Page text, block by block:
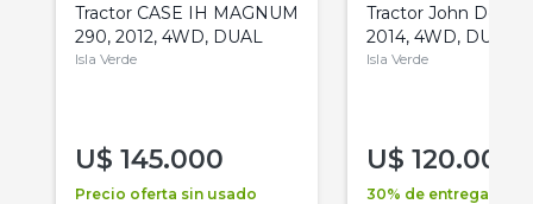
Tractor CASE IH MAGNUM
290, 2012, 4WD, DUAL
Isla Verde
U$ 145.000
Precio oferta sin usado
Tractor John Deere
2014, 4WD, DUAL
Isla Verde
U$ 120.000
30% de entrega +